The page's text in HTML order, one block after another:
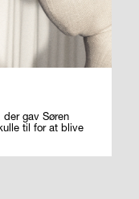
gav Søren
til for at blive